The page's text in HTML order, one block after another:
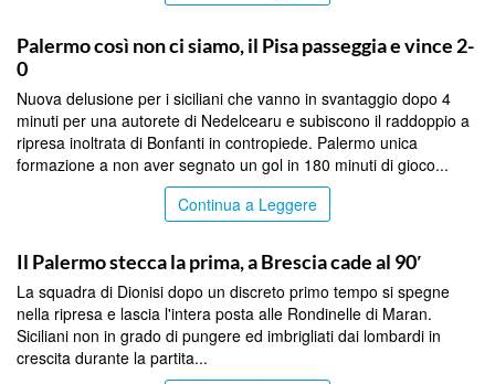
Palermo così non ci siamo, il Pisa passeggia e vince 2-
0
Nuova delusione per i siciliani che vanno in svantaggio dopo 4
minuti per una autorete di Nedelcearu e subiscono il raddoppio a
ripresa inoltrata di Bonfanti in contropiede. Palermo unica
formazione a non aver segnato un gol in 180 minuti di gioco...
Continua a Leggere
Il Palermo stecca la prima, a Brescia cade al 90′
La squadra di Dionisi dopo un discreto primo tempo si spegne
nella ripresa e lascia l'intera posta alle Rondinelle di Maran.
Siciliani non in grado di pungere ed imbrigliati dai lombardi in
crescita durante la partita...